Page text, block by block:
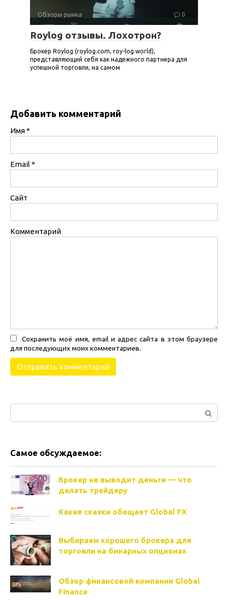
Обзоры рынка 0
Roylog отзывы. Лохотрон?
Брокер Roylog (roylog.com, roy-log.world),
представляющий себя как надежного партнера для
успешной торговли, на самом
Добавить комментарий
Имя*
Email *
Сайт
Комментарий
Сохранить моё имя, email и адрес сайта в этом браузере
для последующих моих комментариев.
Самое обсуждаемое:
Брокер не выводит деньги — что
делать трейдеру
Какие сказки обещает Global FX
Выбираем хорошего брокера для
торговли на бинарных опционах
Обзор финансовой компании Global
Finance